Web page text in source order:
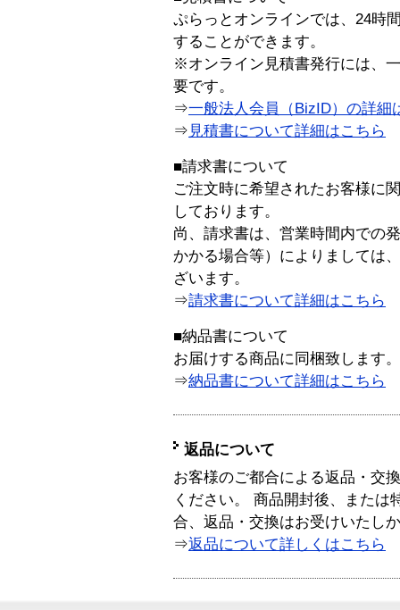
ぷらっとオンラインでは、24時
することができます。
※オンライン見積書発行には、
要です。
⇒一般法人会員（BizID）の詳細
⇒ 見積書について詳細はこちら
■請求書について
ご注文時に希望されたお客様に
しております。
尚、請求書は、営業時間内での
かかる場合等）によりましては
ざいます。
⇒請求書について詳細はこちら
■納品書について
お届けする商品に同梱致します。
⇒納品書について詳細はこちら
返品について
お客様のご都合による返品・交
ください。 商品開封後、または
合、返品・交換はお受けいたし
⇒返品について詳しくはこちら